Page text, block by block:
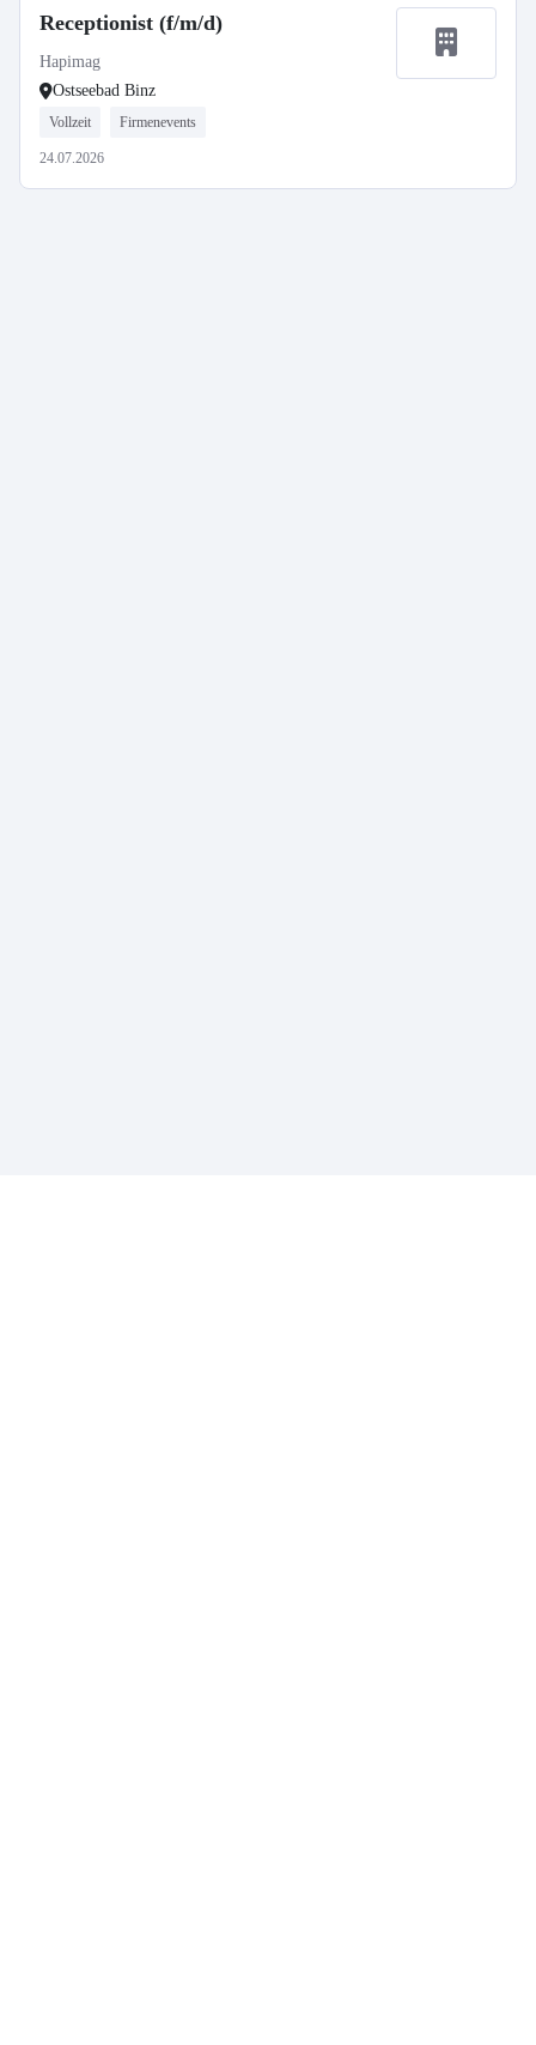
Receptionist (f/m/d)
Hapimag
Ostseebad Binz
Vollzeit Firmenevents
24.07.2026